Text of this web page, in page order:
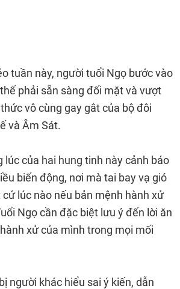
tuần này, người tuổi Ngọ bước vào
phải sẵn sàng đối mặt và vượt
vô cùng gay gắt của bộ đôi
và Âm Sát.
lúc của hai hung tinh này cảnh báo
biến động, nơi mà tai bay vạ gió
lúc nào nếu bản mệnh hành xử
Ngọ cần đặc biệt lưu ý đến lời ăn
xử của mình trong mọi mối
người khác hiểu sai ý kiến, dẫn